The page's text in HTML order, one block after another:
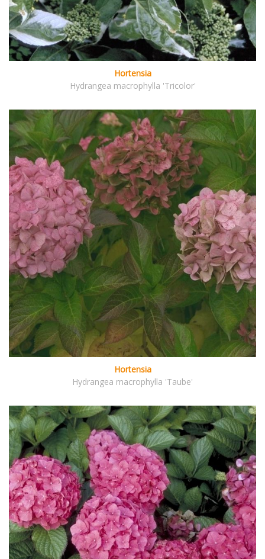
Hortensia
Hydrangea macrophylla 'Tricolor'
Hortensia
Hydrangea macrophylla 'Taube'